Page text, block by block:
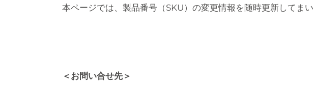
本ページでは、製品番号（SKU）の変更情報を随時更新してま
＜お問い合せ先＞